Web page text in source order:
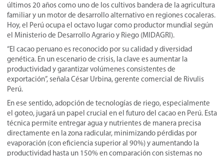
últimos 20 años como uno de los cultivos bandera de la agricultura
familiar y un motor de desarrollo alternativo en regiones cocaleras.
Hoy, el Perú ocupa el octavo lugar como productor mundial según
el Ministerio de Desarrollo Agrario y Riego (MIDAGRI).
“El cacao peruano es reconocido por su calidad y diversidad
genética. En un escenario de crisis, la clave es aumentar la
productividad y garantizar volúmenes consistentes de
exportación”, señala César Urbina, gerente comercial de Rivulis
Perú.
En ese sentido, adopción de tecnologías de riego, especialmente
el goteo, jugará un papel crucial en el futuro del cacao en Perú. Esta
técnica permite entregar agua y nutrientes de manera precisa
directamente en la zona radicular, minimizando pérdidas por
evaporación (con eficiencia superior al 90%) y aumentando la
productividad hasta un 150% en comparación con sistemas no